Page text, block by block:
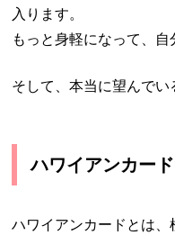
入ります。
もっと身軽になって、自
そして、本当に望んでい
ハワイアンカー
ハワイアンカードとは